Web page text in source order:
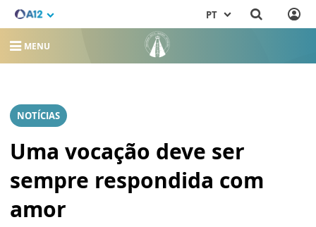
PT
MENU
NOTÍCIAS
Uma vocação deve ser
sempre respondida com
amor